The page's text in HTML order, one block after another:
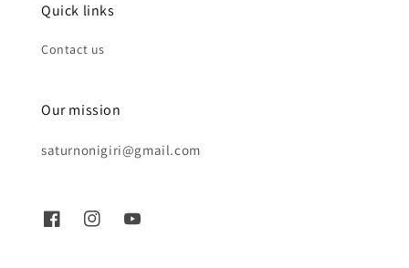
Quick links
Contact us
Our mission
saturnonigiri@gmail.com